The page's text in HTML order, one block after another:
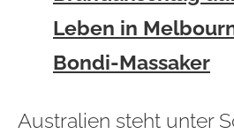
Leben in
Bondi-Massaker
Australien steht unter